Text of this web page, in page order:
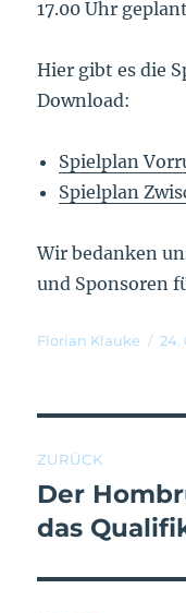
17.00 Uhr
Hier gibt es die
Download:
Spielplan
Spielplan
Wir bedanken
und Sponsoren
Florian Klauke 24.
ZURÜCK
Der
das